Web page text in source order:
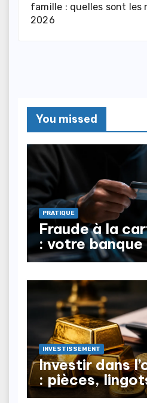
famille : quelles sont les
2026
You missed
PRATIQUE
Fraude à la
: votre
vous
INVESTISSEMENT
Investir dans
: pièces,
à la revente